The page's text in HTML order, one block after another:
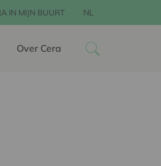
IN MIJN BUURT NL
Over Cera